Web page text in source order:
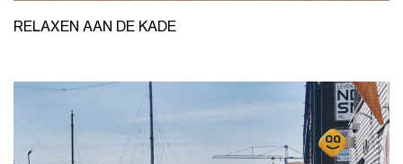
RELAXEN AAN DE KADE